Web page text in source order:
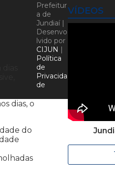
dias, o
do
VÍDEOS
Prefeitur
a de
Jundiaí |
Desenvo
lvido por
CIJUN |
Política
de
Privacida
de